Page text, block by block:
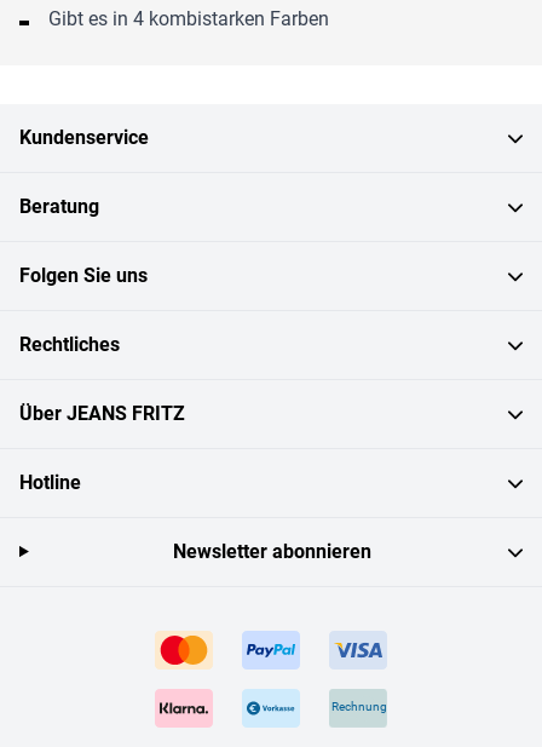
Gibt es in 4 kombistarken Farben
Kundenservice
Beratung
Folgen Sie uns
Rechtliches
Über JEANS FRITZ
Hotline
Rechnung
Newsletter abonnieren